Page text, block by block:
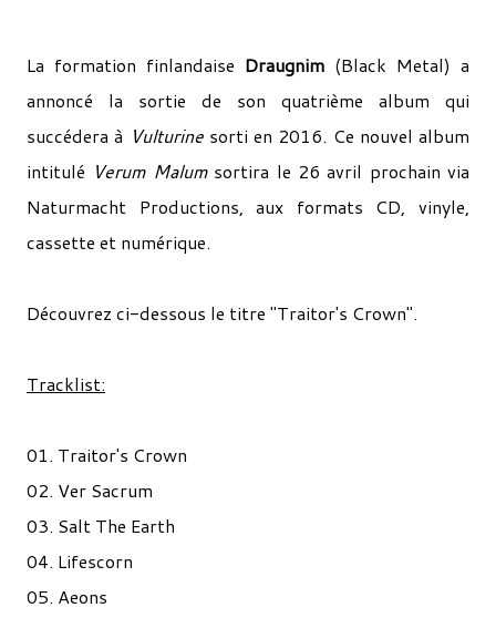
La formation finlandaise Draugnim (Black Metal) a
annoncé la sortie de son quatrième album qui
succédera à Vulturinesorti en 2016. Ce nouvel album
intitulé Verum Malum sortira le 26 avril prochain via
Naturmacht Productions, aux formats CD, vinyle,
cassette et numérique.
Découvrez ci-dessous le titre "Traitor's Crown".
Tracklist:
01. Traitor's Crown
02. Ver Sacrum
03. Salt The Earth
04. Lifescorn
05. Aeons